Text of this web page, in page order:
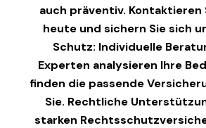
auch präventiv. Kontaktieren
heute und sichern Sie sich
Schutz: Individuelle
Experten analysieren Ihre
finden die passende
Sie. Rechtliche
starken